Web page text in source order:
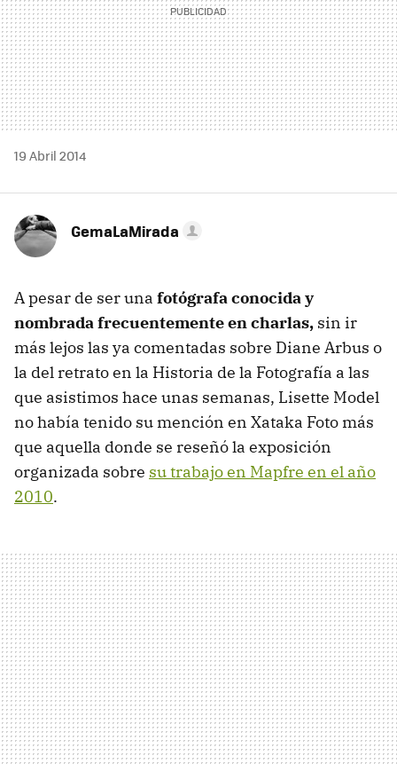
19 Abril 2014
GemaLaMirada
A pesar de ser una fotógrafa conocida y
nombrada frecuentemente en charlas, sin ir
más lejos las ya comentadas sobre Diane Arbus o
la del retrato en la Historia de la Fotografía a las
que asistimos hace unas semanas, Lisette Model
no había tenido su mención en Xataka Foto más
que aquella donde se reseñó la exposición
organizada sobre su trabajo en Mapfre en el año
2010.